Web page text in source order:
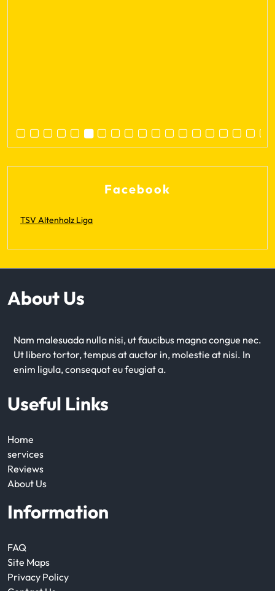
Facebook
TSV Altenholz Liga
About Us
Nam malesuada nulla nisi, ut faucibus magna congue nec.
Ut libero tortor, tempus at auctor in, molestie at nisi. In
enim ligula, consequat eu feugiat a.
Useful Links
Home
services
Reviews
About Us
Information
FAQ
Site Maps
Privacy Policy